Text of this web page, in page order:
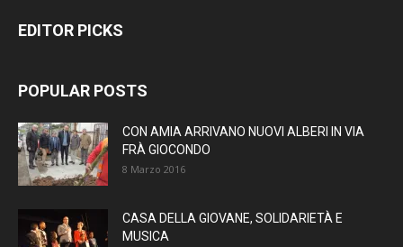
EDITOR PICKS
POPULAR POSTS
CON AMIA ARRIVANO NUOVI ALBERI IN VIA
FRÀ GIOCONDO
8 Marzo 2016
CASA DELLA GIOVANE, SOLIDARIETÀ E
MUSICA